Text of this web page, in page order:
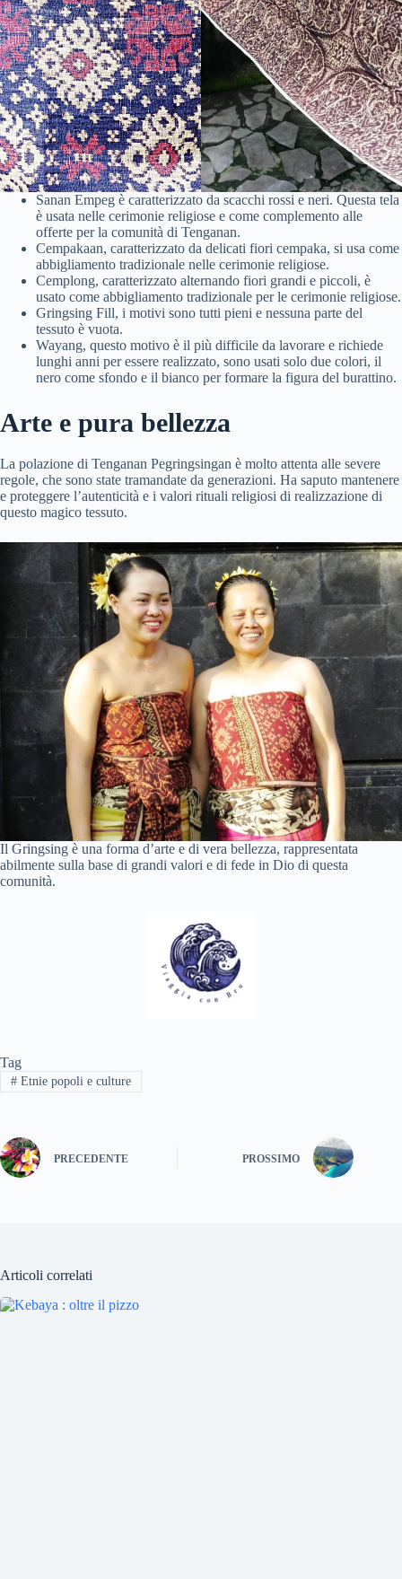
Sanan Empeg è caratterizzato da scacchi rossi e neri. Questa tela
è usata nelle cerimonie religiose e come complemento alle
offerte per la comunità di Tenganan.
Cempakaan, caratterizzato da delicati fiori cempaka, si usa come
abbigliamento tradizionale nelle cerimonie religiose.
Cemplong, caratterizzato alternando fiori grandi e piccoli, è
usato come abbigliamento tradizionale per le cerimonie religiose.
Gringsing Fill, i motivi sono tutti pieni e nessuna parte del
tessuto è vuota.
Wayang, questo motivo è il più difficile da lavorare e richiede
lunghi anni per essere realizzato, sono usati solo due colori, il
nero come sfondo e il bianco per formare la figura del burattino.
Arte e pura bellezza
La polazione di Tenganan Pegringsingan è molto attenta alle severe
regole, che sono state tramandate da generazioni. Ha saputo mantenere
e proteggere l’autenticità e i valori rituali religiosi di realizzazione di
questo magico tessuto.
Il Gringsing è una forma d’arte e di vera bellezza, rappresentata
abilmente sulla base di grandi valori e di fede in Dio di questa
comunità.
Tag
#Etnie popoli e culture
PRECEDENTE PROSSIMO
Articoli correlati